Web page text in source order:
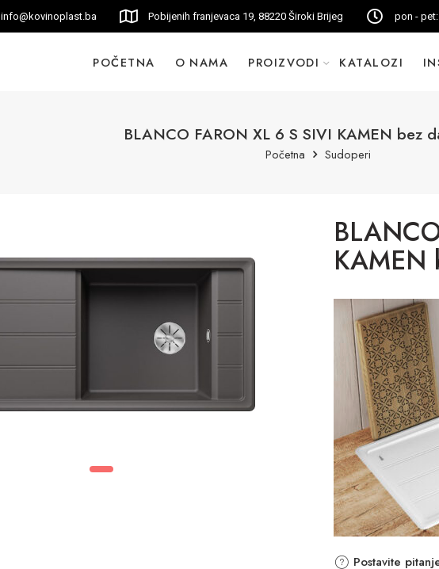
info@kovinoplast.ba Pobijenih franjevaca 19, 88220 Široki Brijeg pon - pet:
POČETNA O NAMA PROIZVODI KATALOZI
BLANCO FARON XL 6 S SIVI KAMEN bez
Početna Sudoperi
Postavite